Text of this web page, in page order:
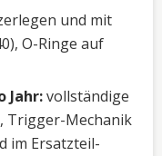
und mit
O-Ringe auf
Jahr:vollständige
Trigger-Mechanik
im Ersatzteil-